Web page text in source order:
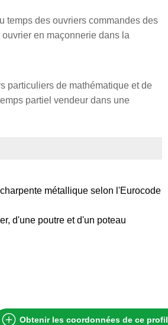
temps des ouvriers commandes des
en maçonnerie dans la
particuliers de mathématique et de
partiel vendeur dans une
métallique selon l'Eurocode
d'une poutre et d'un poteau
Obtenir les coordonnées de ce profil